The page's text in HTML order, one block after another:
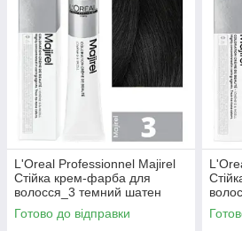
L'Oreal Professionnel Majirel
Стійка крем-фарба для
волосся_3 темний шатен
60мл
Готово до відправки